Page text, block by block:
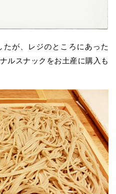
が、レジのところにあった
ルスナックをお土産に購入も